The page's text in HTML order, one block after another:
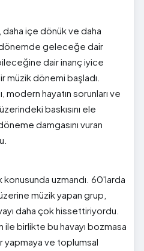
içe dönük ve daha
geleceğe dair
dair inanç iyice
müzik dönemi başladı.
modern hayatın sorunları ve
baskısını ele
damgasını vuran
uzmandı. 60'larda
müzik yapan grup,
daha çok hissettiriyordu.
birlikte bu havayı bozmasa
yapmaya ve toplumsal